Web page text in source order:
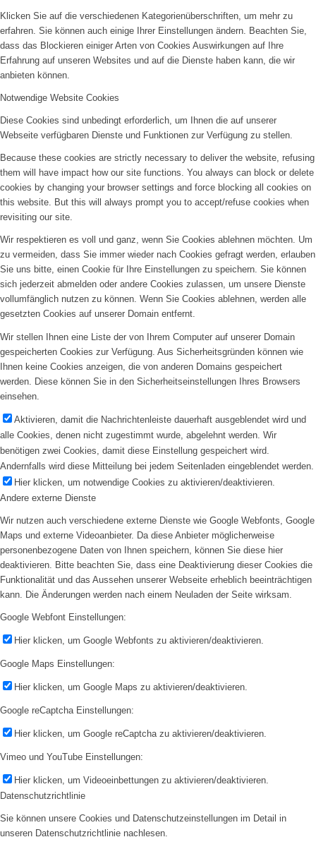
Klicken Sie auf die verschiedenen Kategorienüberschriften, um mehr zu
erfahren. Sie können auch einige Ihrer Einstellungen ändern. Beachten Sie,
dass das Blockieren einiger Arten von Cookies Auswirkungen auf Ihre
Erfahrung auf unseren Websites und auf die Dienste haben kann, die wir
anbieten können.
Notwendige Website Cookies
Diese Cookies sind unbedingt erforderlich, um Ihnen die auf unserer
Webseite verfügbaren Dienste und Funktionen zur Verfügung zu stellen.
Because these cookies are strictly necessary to deliver the website, refusing
them will have impact how our site functions. You always can block or delete
cookies by changing your browser settings and force blocking all cookies on
this website. But this will always prompt you to accept/refuse cookies when
revisiting our site.
Wir respektieren es voll und ganz, wenn Sie Cookies ablehnen möchten. Um
zu vermeiden, dass Sie immer wieder nach Cookies gefragt werden, erlauben
Sie uns bitte, einen Cookie für Ihre Einstellungen zu speichern. Sie können
sich jederzeit abmelden oder andere Cookies zulassen, um unsere Dienste
vollumfänglich nutzen zu können. Wenn Sie Cookies ablehnen, werden alle
gesetzten Cookies auf unserer Domain entfernt.
Wir stellen Ihnen eine Liste der von Ihrem Computer auf unserer Domain
gespeicherten Cookies zur Verfügung. Aus Sicherheitsgründen können wie
Ihnen keine Cookies anzeigen, die von anderen Domains gespeichert
werden. Diese können Sie in den Sicherheitseinstellungen Ihres Browsers
einsehen.
Aktivieren, damit die Nachrichtenleiste dauerhaft ausgeblendet wird und
alle Cookies, denen nicht zugestimmt wurde, abgelehnt werden. Wir
benötigen zwei Cookies, damit diese Einstellung gespeichert wird.
Andernfalls wird diese Mitteilung bei jedem Seitenladen eingeblendet werden.
Hier klicken, um notwendige Cookies zu aktivieren/deaktivieren.
Andere externe Dienste
Wir nutzen auch verschiedene externe Dienste wie Google Webfonts, Google
Maps und externe Videoanbieter. Da diese Anbieter möglicherweise
personenbezogene Daten von Ihnen speichern, können Sie diese hier
deaktivieren. Bitte beachten Sie, dass eine Deaktivierung dieser Cookies die
Funktionalität und das Aussehen unserer Webseite erheblich beeinträchtigen
kann. Die Änderungen werden nach einem Neuladen der Seite wirksam.
Google Webfont Einstellungen:
Hier klicken, um Google Webfonts zu aktivieren/deaktivieren.
Google Maps Einstellungen:
Hier klicken, um Google Maps zu aktivieren/deaktivieren.
Google reCaptcha Einstellungen:
Hier klicken, um Google reCaptcha zu aktivieren/deaktivieren.
Vimeo und YouTube Einstellungen:
Hier klicken, um Videoeinbettungen zu aktivieren/deaktivieren.
Datenschutzrichtlinie
Sie können unsere Cookies und Datenschutzeinstellungen im Detail in
unseren Datenschutzrichtlinie nachlesen.